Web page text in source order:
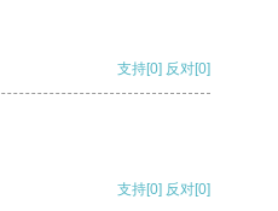
支持[0] 反对[0]
支持[0] 反对[0]